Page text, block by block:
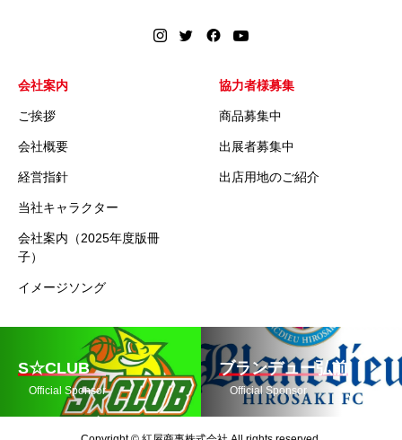
会社案内
ご挨拶
会社概要
経営指針
当社キャラクター
会社案内（2025年度版冊
子）
イメージソング
協力者様募集
商品募集中
出展者募集中
出店用地のご紹介
S☆CLUB
Official Sponsor
ブランデュー弘前
Official Sponsor